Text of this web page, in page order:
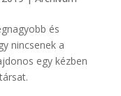
és
nincsenek a
egy kézben